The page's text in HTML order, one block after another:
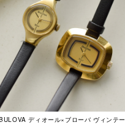
ディオール×ブローバ ヴィンテー